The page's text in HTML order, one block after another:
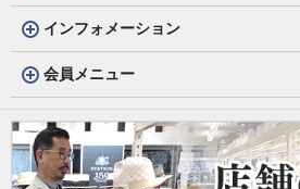
インフォメーション
会員メニュー